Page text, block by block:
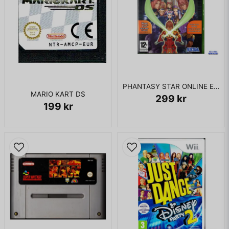
MARIO KART DS
199 kr
PHANTASY STAR ONLINE EPISODE I & II XBOX
299 kr